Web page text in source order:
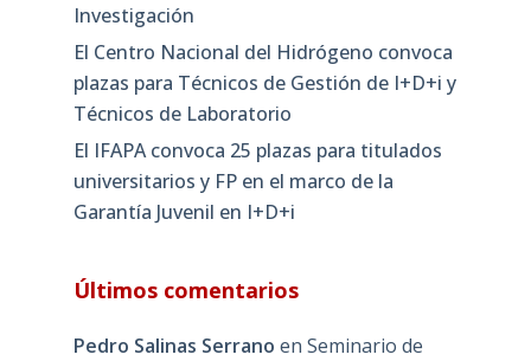
Investigación
El Centro Nacional del Hidrógeno convoca
plazas para Técnicos de Gestión de I+D+i y
Técnicos de Laboratorio
El IFAPA convoca 25 plazas para titulados
universitarios y FP en el marco de la
Garantía Juvenil en I+D+i
Últimos comentarios
Pedro Salinas Serrano en Seminario de